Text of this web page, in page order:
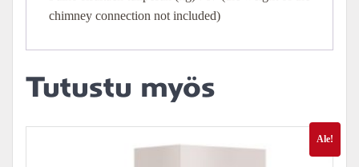
chimney connection not included)
Tutustu myös
Ale!